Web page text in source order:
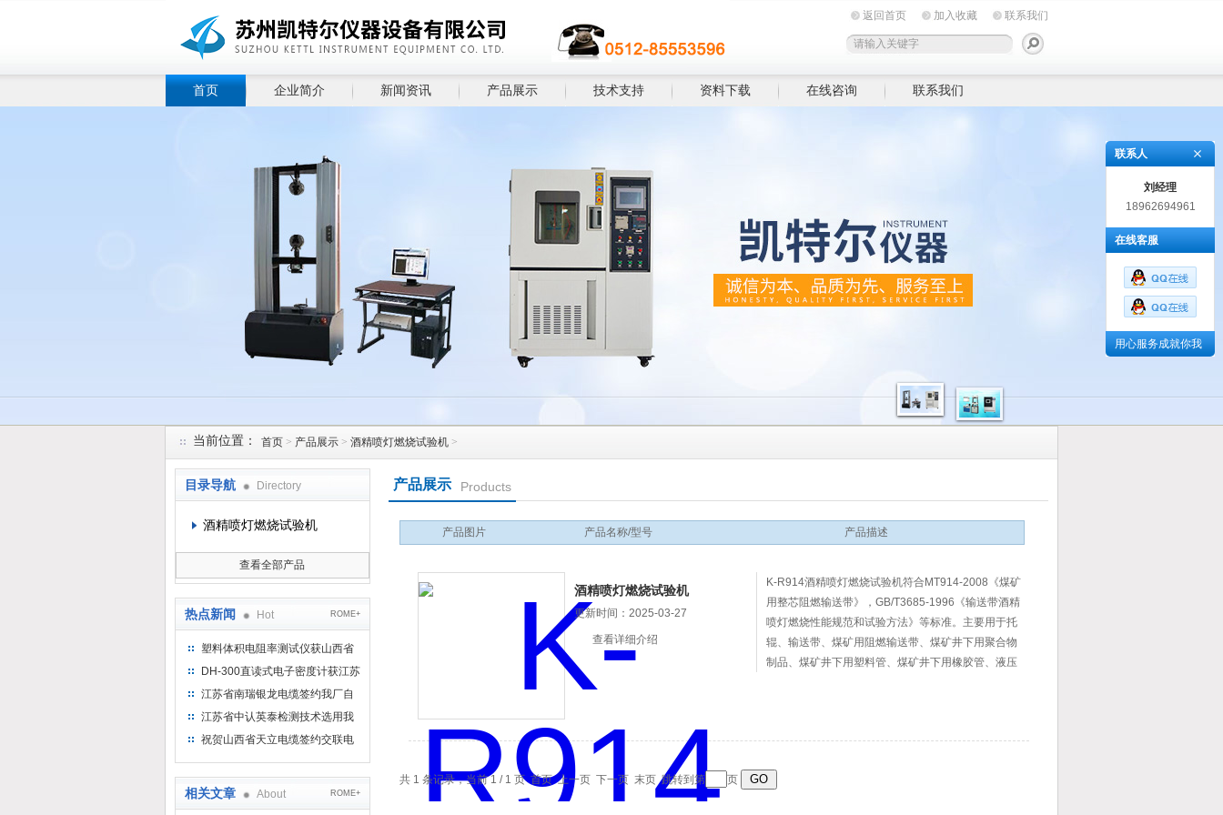
返回首页 加入收藏 联系我们
首页 企业简介 新闻资讯 产品展示 技术支持 资料下载 在线咨询 联系我们
当前位置： 首页 > 产品展示 > 酒精喷灯燃烧试验机 >
目录导航 Directory
酒精喷灯燃烧试验机
查看全部产品
热点新闻 Hot ROME+
塑料体积电阻率测试仪获山西省
水利机械厂选用
DH-300直读式电子密度计获江苏
省苏州市安信塑业选用
江苏省南瑞银龙电缆签约我厂自
然换气老化箱等电缆检测设备
江苏省中认英泰检测技术选用我
厂自然换气老化试验箱
祝贺山西省天立电缆签约交联电
相关文章 About ROME+
产品展示 Products
产品图片 产品名称/型号 产品描述
酒精喷灯燃烧试验机
更新时间：2025-03-27
查看详细介绍
K-R914酒精喷灯燃烧试验机符合MT914-2008《煤矿
用整芯阻燃输送带》，GB/T3685-1996《输送带酒精
喷灯燃烧性能规范和试验方法》等标准。主要用于托
辊、输送带、煤矿用阻燃输送带、煤矿井下用聚合物
制品、煤矿井下用塑料管、煤矿井下用橡胶管、液压
共 1 条记录，当前 1 / 1 页 首页 上一页 下一页 末页 跳转到第 页
联系人
刘经理
18962694961
在线客服
用心服务成就你我